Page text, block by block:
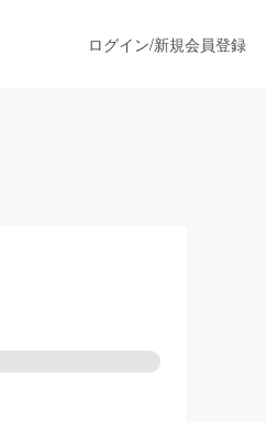
ログイン/新規会員登録